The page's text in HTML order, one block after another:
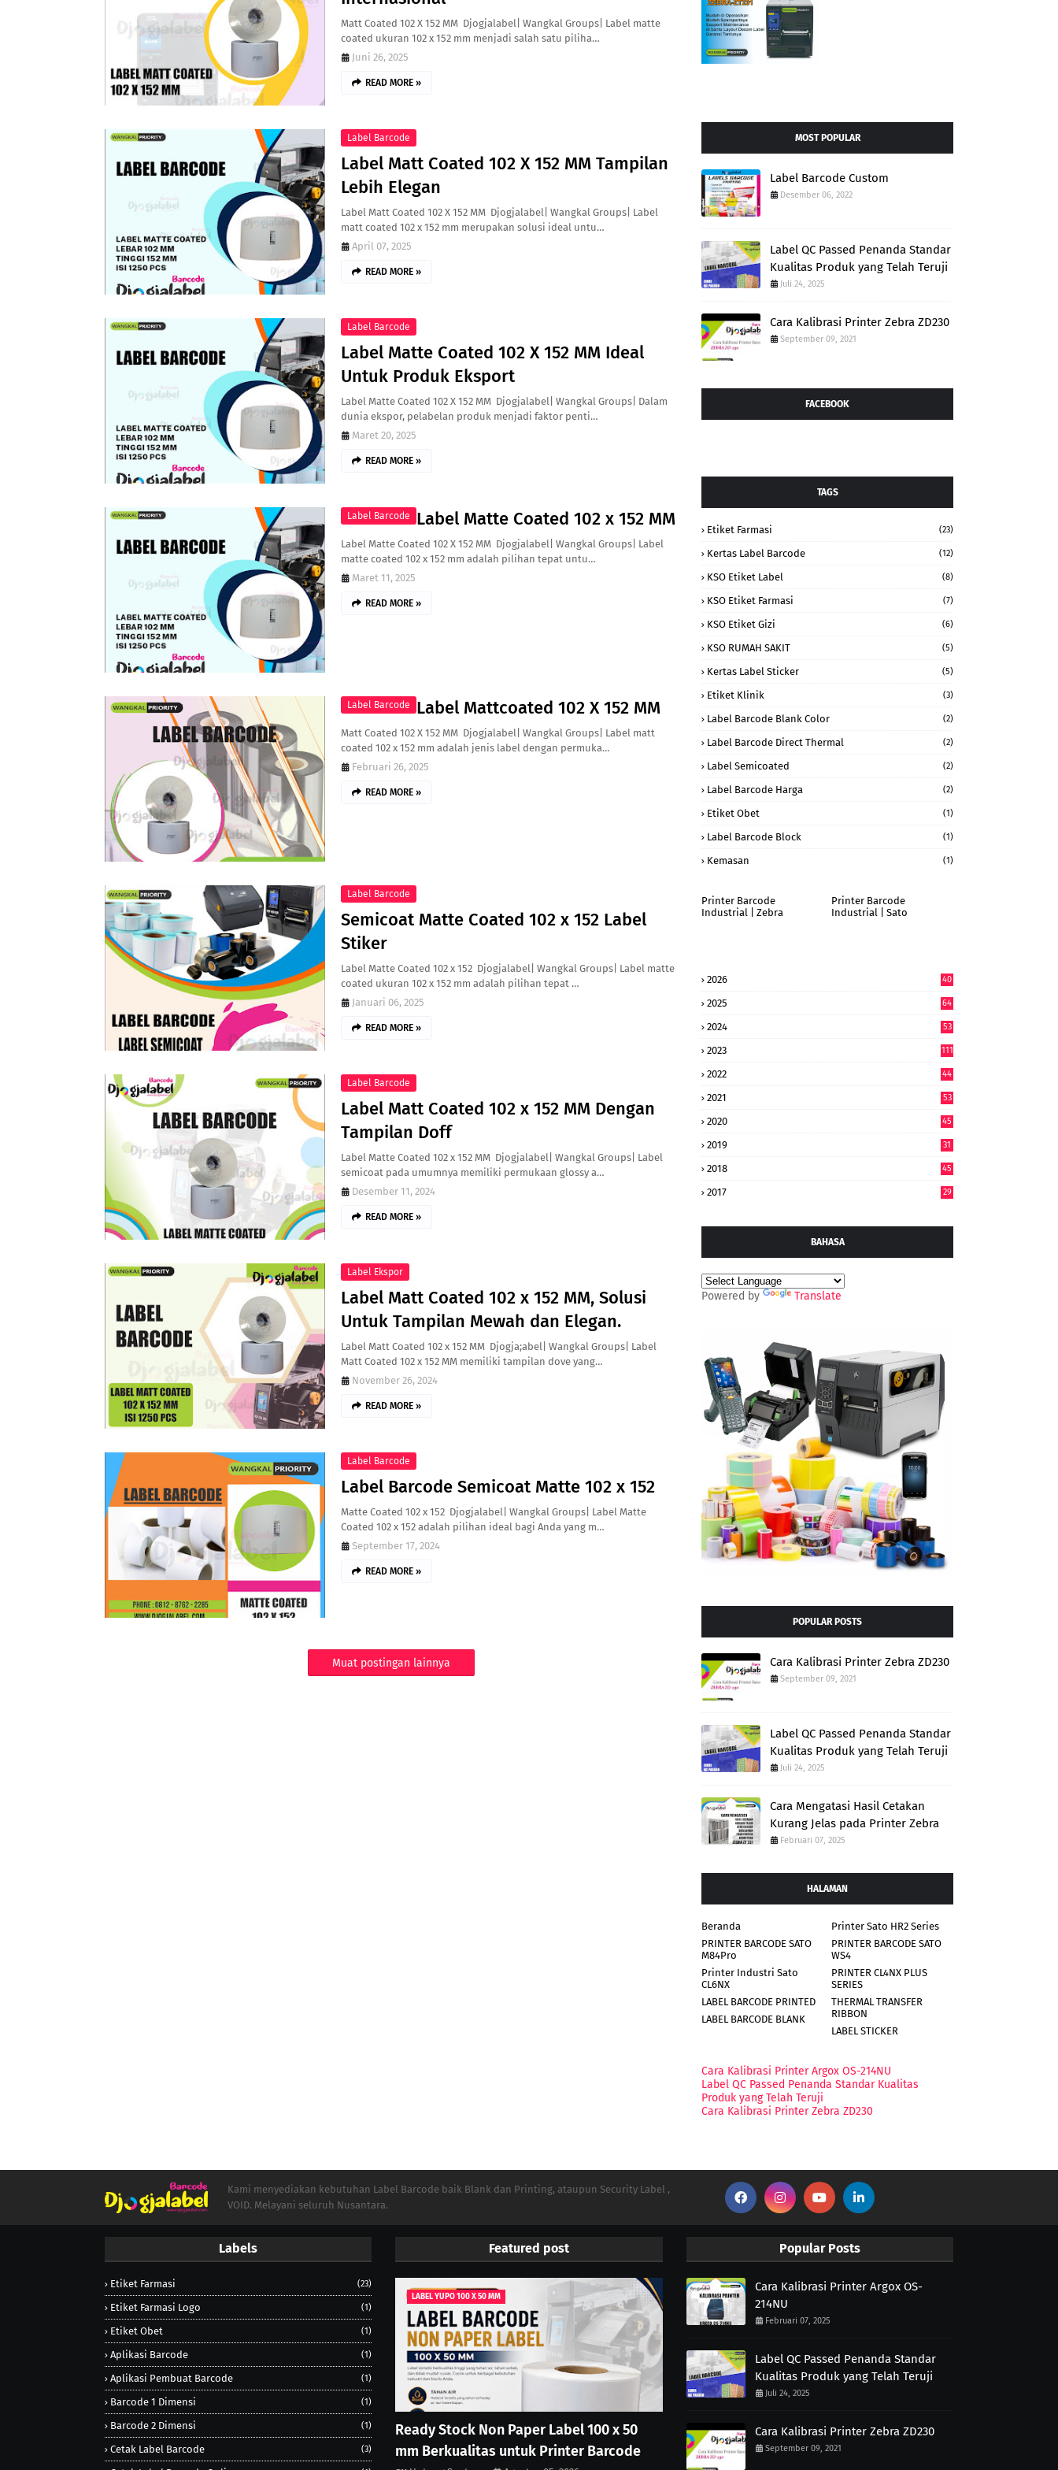
Matt Coated 102 X 152 MM Djogjalabel| Wangkal Groups| Label matte
coated ukuran 102 x 152 mm menjadi salah satu piliha…
Juni 26, 2025
READ MORE »
Label Barcode
Label Matt Coated 102 X 152 MM Tampilan
Lebih Elegan
Label Matt Coated 102 X 152 MM Djogjalabel| Wangkal Groups| Label
matt coated 102 x 152 mm merupakan solusi ideal untu…
April 07, 2025
READ MORE »
Label Barcode
Label Matte Coated 102 X 152 MM Ideal
Untuk Produk Eksport
Label Matte Coated 102 X 152 MM Djogjalabel| Wangkal Groups| Dalam
dunia ekspor, pelabelan produk menjadi faktor penti…
Maret 20, 2025
READ MORE »
Label Barcode Label Matte Coated 102 x 152 MM
Label Matte Coated 102 X 152 MM Djogjalabel| Wangkal Groups| Label
matte coated 102 x 152 mm adalah pilihan tepat untu…
Maret 11, 2025
READ MORE »
Label Barcode Label Mattcoated 102 X 152 MM
Matt Coated 102 X 152 MM Djogjalabel| Wangkal Groups| Label matt
coated 102 x 152 mm adalah jenis label dengan permuka…
Februari 26, 2025
READ MORE »
Label Barcode
Semicoat Matte Coated 102 x 152 Label
Stiker
Label Matte Coated 102 x 152 Djogjalabel| Wangkal Groups| Label matte
coated ukuran 102 x 152 mm adalah pilihan tepat …
Januari 06, 2025
READ MORE »
Label Barcode
Label Matt Coated 102 x 152 MM Dengan
Tampilan Doff
Label Matte Coated 102 x 152 MM Djogjalabel| Wangkal Groups| Label
semicoat pada umumnya memiliki permukaan glossy a…
Desember 11, 2024
READ MORE »
Label Ekspor
Label Matt Coated 102 x 152 MM, Solusi
Untuk Tampilan Mewah dan Elegan.
Label Matt Coated 102 x 152 MM Djogja;abel| Wangkal Groups| Label
Matt Coated 102 x 152 MM memiliki tampilan dove yang…
November 26, 2024
READ MORE »
Label Barcode
Label Barcode Semicoat Matte 102 x 152
Matte Coated 102 x 152 Djogjalabel| Wangkal Groups| Label Matte
Coated 102 x 152 adalah pilihan ideal bagi Anda yang m…
September 17, 2024
READ MORE »
Muat postingan lainnya
MOST POPULAR
Label Barcode Custom
Desember 06, 2022
Label QC Passed Penanda Standar
Kualitas Produk yang Telah Teruji
Juli 24, 2025
Cara Kalibrasi Printer Zebra ZD230
September 09, 2021
FACEBOOK
TAGS
Etiket Farmasi (23)
Kertas Label Barcode (12)
KSO Etiket Label (8)
KSO Etiket Farmasi (7)
KSO Etiket Gizi (6)
KSO RUMAH SAKIT (5)
Kertas Label Sticker (5)
Etiket Klinik (3)
Label Barcode Blank Color (2)
Label Barcode Direct Thermal (2)
Label Semicoated (2)
Label Barcode Harga (2)
Etiket Obet (1)
Label Barcode Block (1)
Kemasan (1)
Printer Barcode
Industrial | Zebra
Printer Barcode
Industrial | Sato
2026
40
2025
64
2024
53
2023 111
2022
44
2021 53
2020 45
2019 31
2018 45
2017 29
BAHASA
Powered by Translate
POPULAR POSTS
Cara Kalibrasi Printer Zebra ZD230
September 09, 2021
Label QC Passed Penanda Standar
Kualitas Produk yang Telah Teruji
Juli 24, 2025
Cara Mengatasi Hasil Cetakan
Kurang Jelas pada Printer Zebra
Februari 07, 2025
HALAMAN
Beranda
Printer Sato HR2 Series
PRINTER BARCODE SATO
M84Pro
PRINTER BARCODE SATO
WS4
Printer Industri Sato
CL6NX
PRINTER CL4NX PLUS
SERIES
LABEL BARCODE PRINTED
THERMAL TRANSFER
RIBBON
LABEL BARCODE BLANK
LABEL STICKER
Cara Kalibrasi Printer Argox OS-214NU
Label QC Passed Penanda Standar Kualitas
Produk yang Telah Teruji
Cara Kalibrasi Printer Zebra ZD230
Kami menyediakan kebutuhan Label Barcode baik Blank dan Printing, ataupun Security Label ,
VOID. Melayani seluruh Nusantara.
Labels
Etiket Farmasi (23)
Etiket Farmasi Logo (1)
Etiket Obet (1)
Aplikasi Barcode (1)
Aplikasi Pembuat Barcode (1)
Barcode 1 Dimensi (1)
Barcode 2 Dimensi (1)
Cetak Label Barcode (3)
Featured post
LABEL YUPO 100 X 50 MM
Ready Stock Non Paper Label 100 x 50
mm Berkualitas untuk Printer Barcode
Popular Posts
Cara Kalibrasi Printer Argox OS-
214NU
Februari 07, 2025
Label QC Passed Penanda Standar
Kualitas Produk yang Telah Teruji
Juli 24, 2025
Cara Kalibrasi Printer Zebra ZD230
September 09, 2021